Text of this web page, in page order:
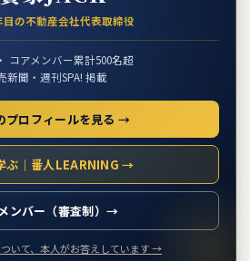
の不動産会社代表取締役
コアメンバー累計500名超
新聞・週刊SPA! 掲載
プロフィールを見る →
ぶ｜番人LEARNING →
ンバー（審査制）→
いて、本人がお答えしています →